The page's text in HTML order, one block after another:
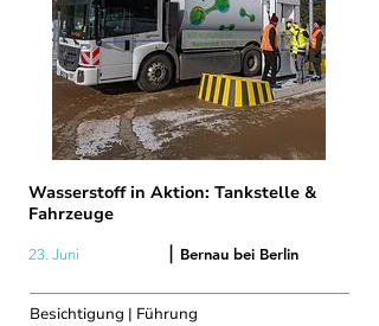
Wasserstoff in Aktion: Tankstelle &
Fahrzeuge
23. Juni | Bernau bei Berlin
Besichtigung | Führung